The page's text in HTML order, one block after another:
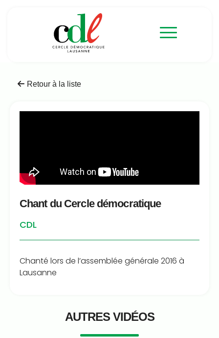
Retour à la liste
Chant du Cercle démocratique
CDL
Chanté lors de l’assemblée générale 2016 à
Lausanne
AUTRES VIDÉOS